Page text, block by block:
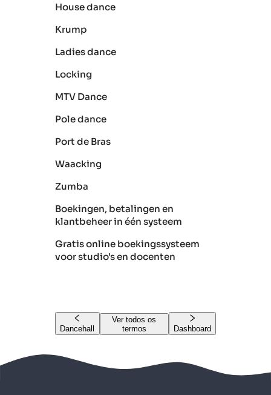
House dance
Krump
Ladies dance
Locking
MTV Dance
Pole dance
Port de Bras
Waacking
Zumba
Boekingen, betalingen en
klantbeheer in één systeem
Gratis online boekingssysteem
voor studio's en docenten
Dancehall
Ver todos os
termos
Dashboard